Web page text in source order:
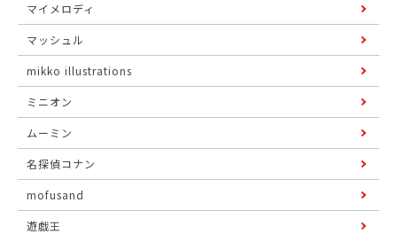
マイメロディ
マッシュル
mikko illustrations
ミニオン
ムーミン
名探偵コナン
mofusand
遊戯王